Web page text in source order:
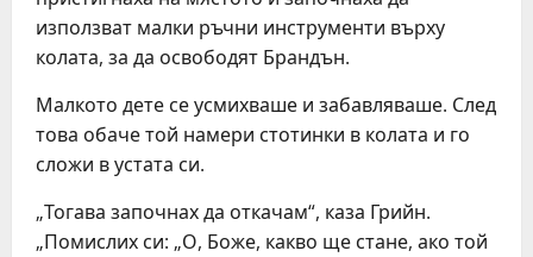
използват малки ръчни инструменти върху
колата, за да освободят Брандън.
Малкото дете се усмихваше и забавляваше. След
това обаче той намери стотинки в колата и го
сложи в устата си.
„Тогава започнах да откачам“, каза Грийн.
„Помислих си: „О, Боже, какво ще стане, ако той